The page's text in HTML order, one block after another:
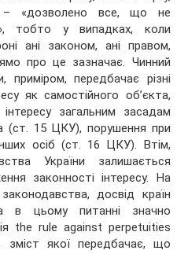
– «дозволено все, що не
тобто у випадках, коли
ані законом, ані правом,
про це зазначає. Чинний
приміром, передбачає різні
як самостійного об’єкта,
інтересу загальним засадам
(ст. 15 ЦКУ), порушення при
інших осіб (ст. 16 ЦКУ). Втім,
України залишається
законності інтересу. На
досвід країн
в цьому питанні значно
the rule against perpetuities
зміст якої передбачає, що